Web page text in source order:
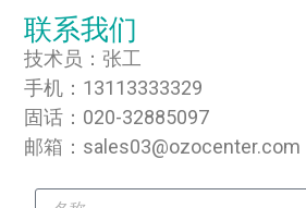
联系我们
技术员：张工
手机：13113333329
固话：020-32885097
邮箱：sales03@ozocenter.com